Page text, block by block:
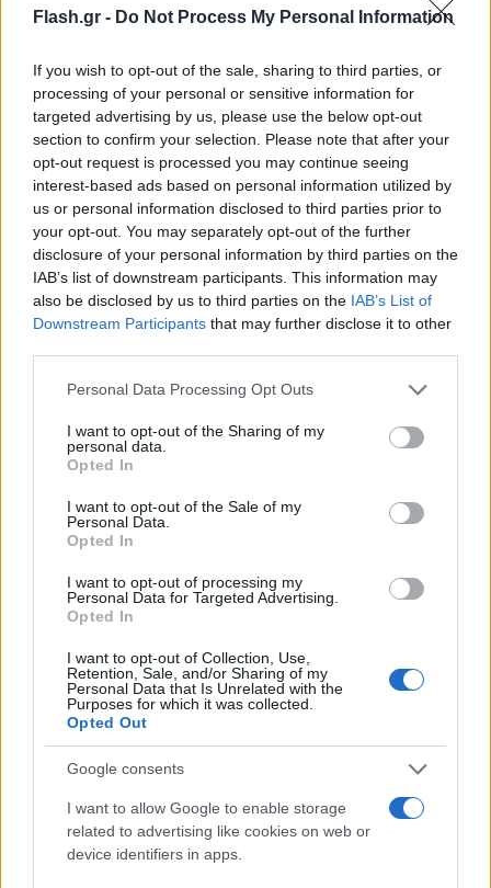
Flash.gr - Do Not Process My Personal Information
If you wish to opt-out of the sale, sharing to third parties, or
processing of your personal or sensitive information for
targeted advertising by us, please use the below opt-out
section to confirm your selection. Please note that after your
opt-out request is processed you may continue seeing
interest-based ads based on personal information utilized by
us or personal information disclosed to third parties prior to
your opt-out. You may separately opt-out of the further
disclosure of your personal information by third parties on the
IAB’s list of downstream participants. This information may
also be disclosed by us to third parties on the IAB’s List of
Downstream Participants that may further disclose it to other
Please note that this website/app uses one or more Google
not limited to your visit or usage behaviour. You may click to
grant or deny consent to Google and its third-party tags to
use your data for below specified purposes in below Google
consent section.
Personal Data Processing Opt Outs
I want to opt-out of the Sharing of my
personal data.
Opted In
I want to opt-out of the Sale of my
Personal Data.
Opted In
I want to opt-out of processing my
Personal Data for Targeted Advertising.
Opted In
I want to opt-out of Collection, Use,
Retention, Sale, and/or Sharing of my
Personal Data that Is Unrelated with the
Purposes for which it was collected.
Opted Out
Google consents
I want to allow Google to enable storage
related to advertising like cookies on web or
device identifiers in apps.
να παρεμβαίνει και τώρα στο έργο της
εξονυχιστικά τον ρόλο του κ. Παπαγγελόπουλου
και άλλων στην υπόθεση της Novartis, κατόπιν της
παραπομπής του από τη Βουλή των Ελλήνων».
«Η υπόθεση των πράξεων και παραλείψεων του
κατηγορουμένου πλέον πρώην αναπληρωτή
υπουργού Δικαιοσύνης κ. Παπαγγελόπουλου,
καθώς και όλων των εμπλεκομένων στην υπόθεση
Novartis κατά τη διακυβέρνηση του ΣΥΡΙΖΑ,
η ΝΔ και καταλήγει λέγοντας πως «είναι ο ΣΥΡΙΖΑ
αυτός που φαίνεται ότι συνεχίζει να ζηλεύει το
έργο του εκλεκτού για τον έλεγχο της Δικαιοσύνης
κατηγορουμένου υπουργού του και από τη θέση
της αντιπολίτευσης».